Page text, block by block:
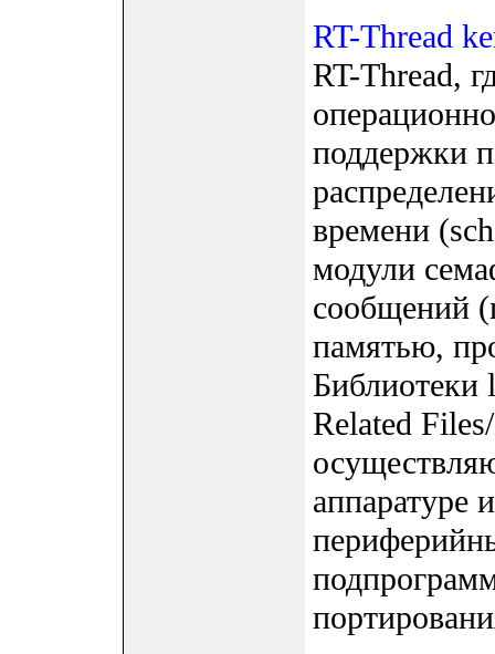
RT-Thread
RT-Thread,
поддержки
времени
модули
сообщений
памятью,
Библиотеки
Related
аппаратуре